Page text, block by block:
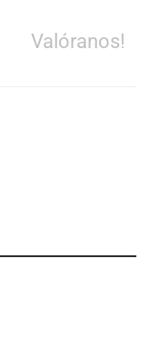
Valóranos!
espacios de la